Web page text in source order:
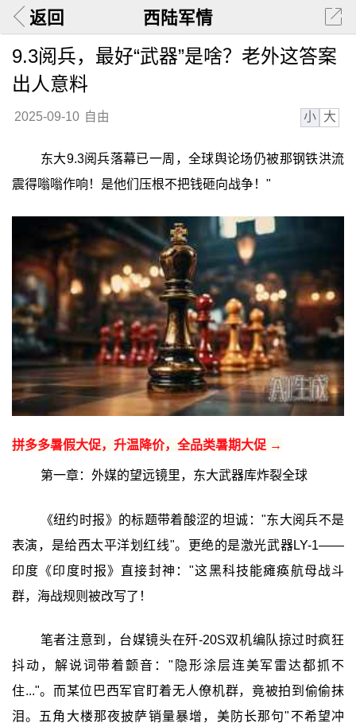
返回 西陆军情
9.3阅兵，最好“武器”是啥？老外这答案
出人意料
2025-09-10 自由 小 大
东大9.3阅兵落幕已一周，全球舆论场仍被那钢铁洪流
震得嗡嗡作响！是他们压根不把钱砸向战争！"
拼多多暑假大促，升温降价，全品类暑期大促 →
第一章：外媒的望远镜里，东大武器库炸裂全球
《纽约时报》的标题带着酸涩的坦诚："东大阅兵不是
表演，是给西太平洋划红线"。更绝的是激光武器LY-1——
印度《印度时报》直接封神："这黑科技能瘫痪航母战斗
群，海战规则被改写了！
笔者注意到，台媒镜头在歼-20S双机编队掠过时疯狂
抖动，解说词带着颤音："隐形涂层连美军雷达都抓不
住..."。而某位巴西军官盯着无人僚机群，竟被拍到偷偷抹
泪。五角大楼那夜披萨销量暴增，美防长那句"不希望冲